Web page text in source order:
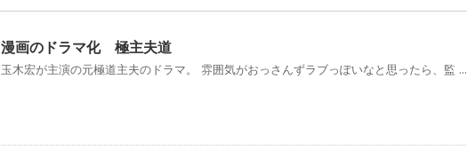
漫画のドラマ化 極主夫道
玉木宏が主演の元極道主夫のドラマ。 雰囲気がおっさんずラブっぽいなと思ったら、監 ...